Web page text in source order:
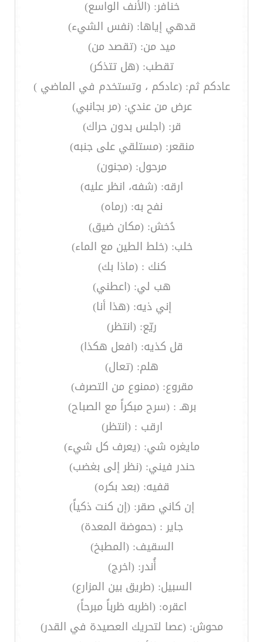
خنافر: (الأنف الواسع)
قدهي إياها: (نفس الشيء)
ميد من: (تقصد من)
تقطب: (هل تتذكر)
عادكم ثم: (عادكم ، وتستخدم في الماضي )
عرض من عندي: (مر بجانبي)
قر: (اجلس بدون حراك)
منقعر: (مستلقي على جنبه)
مرحول: (مجنون)
ارقه: (شفه، انظر عليه)
نفح به: (رماه)
دُخش: (مكان ضيق)
خلب: (خلط الطين مع الماء)
كنك : (ماذا بك)
هب لي: (اعطني)
إني ذيه: (هذا أنا)
ريّع: (انتظر)
قل كذيه: (افعل هكذا)
هلم: (تعال)
مقروع: (ممنوع من التصرف)
برهـ : (سرح مبكراً مع الصباح)
ارقب : (انتظر)
مايغره شي: (يعرف كل شيء)
حندر فيني: (نظر إلى بغضب)
قفيه: (بعد بكره)
إن كاني صقر: (إن كنت ذكياً)
جاير : (حموضة المعدة)
السقيف: (المطبخ)
أُندر: (اخرج)
السبيل: (طريق بين المزارع)
اعقره: (اظربه ظرباً مبرحاً)
محوش: (عصا لتحريك العصيدة في القدر)